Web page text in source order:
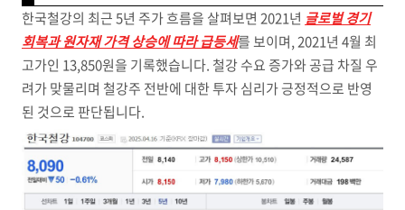
한국철강의 최근 5년 주가 흐름을 살펴보면 2021년 글로벌 경기
회복과 원자재 가격 상승에 따라 급등세를 보이며, 2021년 4월 최
고가인 13,850원을 기록했습니다. 철강 수요 증가와 공급 차질 우
려가 맞물리며 철강주 전반에 대한 투자 심리가 긍정적으로 반영
된 것으로 판단됩니다.